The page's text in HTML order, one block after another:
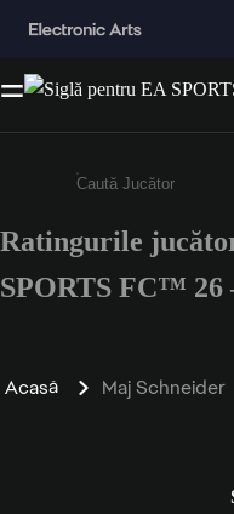
Enter a
Ratingurile
SPORTS FC™ 26
Acasă Maj Schneider